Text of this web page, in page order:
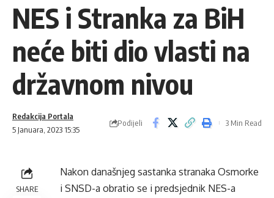
NES i Stranka za BiH
neće biti dio vlasti na
državnom nivou
5 Januara, 2023 15:35
Redakcija Portala
Podijeli 3 Min Read
SHARE
Nakon današnjeg sastanka stranaka Osmorke
i SNSD-a obratio se i predsjednik NES-a